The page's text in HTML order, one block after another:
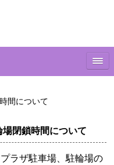
間について
閉鎖時間について
ラザ駐車場、駐輪場の